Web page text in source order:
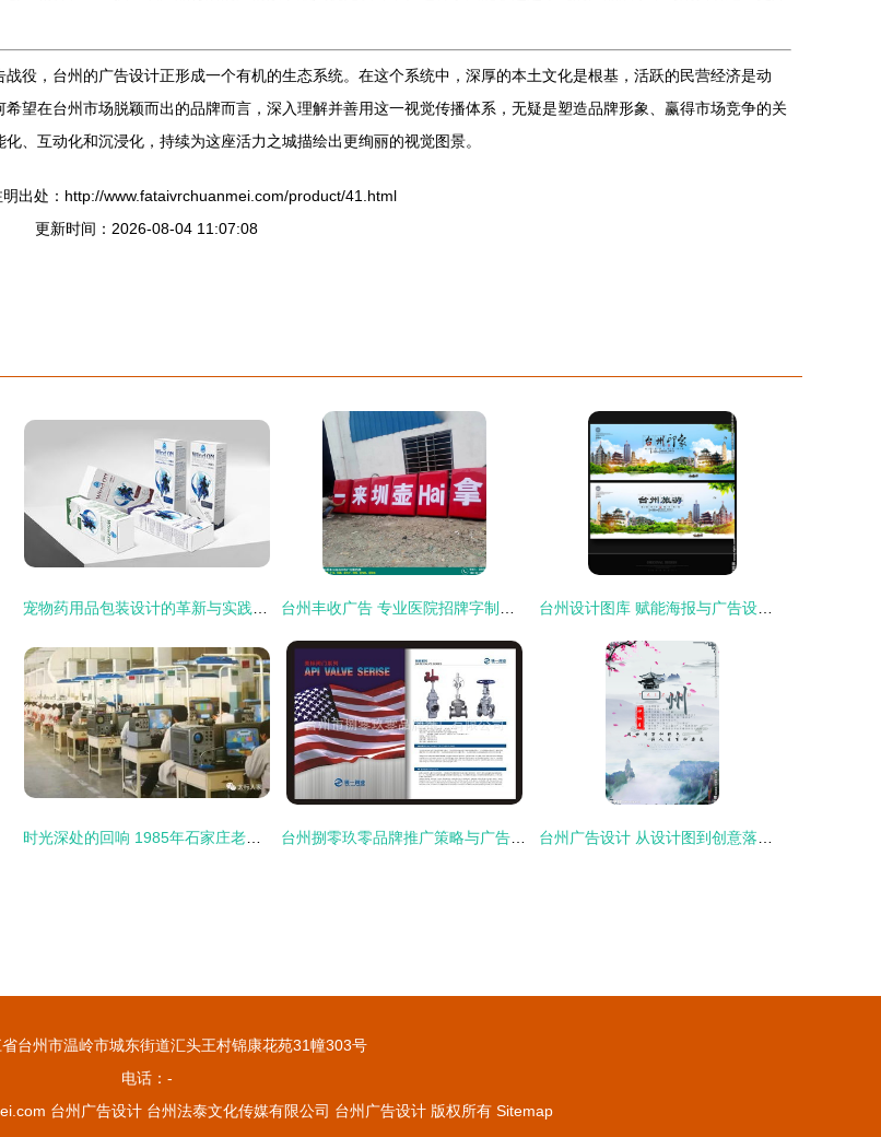
役，台州的广告设计正形成一个有机的生态系统。在这个系统中，深厚的本土文化是根基，活跃的民营经济是动
望在台州市场脱颖而出的品牌而言，深入理解并善用这一视觉传播体系，无疑是塑造品牌形象、赢得市场竞争的关
、互动化和沉浸化，持续为这座活力之城描绘出更绚丽的视觉图景。
出处：http://www.fataivrchuanmei.com/product/41.html
更新时间：2026-08-04 11:07:08
台州市温岭市城东街道汇头王村锦康花苑31幢303号
电话：-
台州广告设计 台州法泰文化传媒有限公司 台州广告设计 版权所有 Sitemap